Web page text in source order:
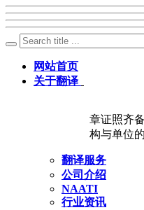
网站首页
关于翻译
章证照齐
构与单位
翻译服务
公司介绍
NAATI
行业资讯